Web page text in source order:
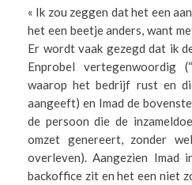
« Ik zou zeggen dat het een
het een beetje anders, want
Er wordt vaak gezegd dat ik
Enprobel vertegenwoordig
waarop het bedrijf rust en
aangeeft) en Imad de bovenste
de persoon die de
omzet genereert, zonder
overleven). Aangezien
backoffice zit en het een niet